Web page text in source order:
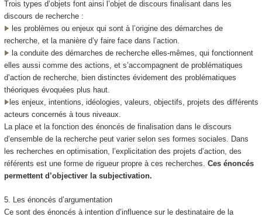
Trois types d’objets font ainsi l’objet de discours finalisant dans les
discours de recherche :
les problèmes ou enjeux qui sont à l’origine des démarches de
recherche, et la manière d’y faire face dans l’action.
la conduite des démarches de recherche elles-mêmes, qui fonctionnent
elles aussi comme des actions, et s’accompagnent de problématiques
d’action de recherche, bien distinctes évidement des problématiques
théoriques évoquées plus haut.
les enjeux, intentions, idéologies, valeurs, objectifs, projets des différents
acteurs concernés à tous niveaux.
La place et la fonction des énoncés de finalisation dans le discours
d’ensemble de la recherche peut varier selon ses formes sociales. Dans
les recherches en optimisation, l’explicitation des projets d’action, des
référents est une forme de rigueur propre à ces recherches. Ces énoncés
permettent d’objectiver la subjectivation.
5. Les énoncés d’argumentation
Ce sont des énoncés à intention d’influence sur le destinataire de la